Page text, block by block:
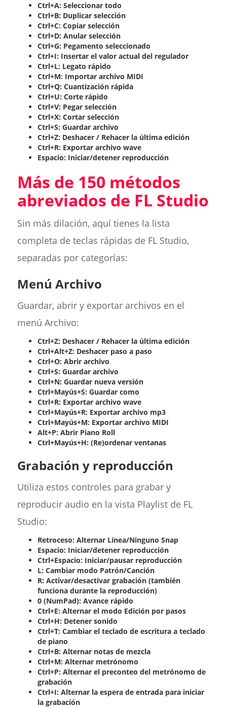
Ctrl+A: Seleccionar todo
Ctrl+B: Duplicar selección
Ctrl+C: Copiar selección
Ctrl+D: Anular selección
Ctrl+G: Pegamento seleccionado
Ctrl+I: Insertar el valor actual del regulador
Ctrl+L: Legato rápido
Ctrl+M: Importar archivo MIDI
Ctrl+Q: Cuantización rápida
Ctrl+U: Corte rápido
Ctrl+V: Pegar selección
Ctrl+X: Cortar selección
Ctrl+S: Guardar archivo
Ctrl+Z: Deshacer / Rehacer la última edición
Ctrl+R: Exportar archivo wave
Espacio: Iniciar/detener reproducción
Más de 150 métodos
abreviados de FL Studio
Sin más dilación, aquí tienes la lista
completa de teclas rápidas de FL Studio,
separadas por categorías:
Menú Archivo
Guardar, abrir y exportar archivos en el
menú Archivo:
Ctrl+Z: Deshacer / Rehacer la última edición
Ctrl+Alt+Z: Deshacer paso a paso
Ctrl+O: Abrir archivo
Ctrl+S: Guardar archivo
Ctrl+N: Guardar nueva versión
Ctrl+Mayús+S: Guardar como
Ctrl+R: Exportar archivo wave
Ctrl+Mayús+R: Exportar archivo mp3
Ctrl+Mayús+M: Exportar archivo MIDI
Alt+P: Abrir Piano Roll
Ctrl+Mayús+H: (Re)ordenar ventanas
Grabación y reproducción
Utiliza estos controles para grabar y
reproducir audio en la vista Playlist de FL
Studio:
Retroceso: Alternar Línea/Ninguno Snap
Espacio: Iniciar/detener reproducción
Ctrl+Espacio: Iniciar/pausar reproducción
L: Cambiar modo Patrón/Canción
R: Activar/desactivar grabación (también
funciona durante la reproducción)
0 (NumPad): Avance rápido
Ctrl+E: Alternar el modo Edición por pasos
Ctrl+H: Detener sonido
Ctrl+T: Cambiar el teclado de escritura a teclado
de piano
Ctrl+B: Alternar notas de mezcla
Ctrl+M: Alternar metrónomo
Ctrl+P: Alternar el preconteo del metrónomo de
grabación
Ctrl+I: Alternar la espera de entrada para iniciar
la grabación